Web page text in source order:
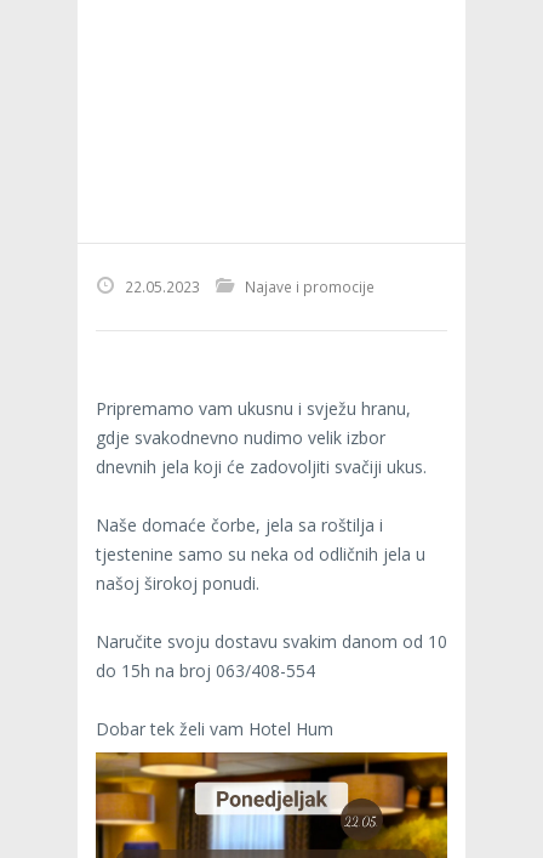
22.05.2023 Najave i promocije
Pripremamo vam ukusnu i svježu hranu,
gdje svakodnevno nudimo velik izbor
dnevnih jela koji će zadovoljiti svačiji ukus.
Naše domaće čorbe, jela sa roštilja i
tjestenine samo su neka od odličnih jela u
našoj širokoj ponudi.
Naručite svoju dostavu svakim danom od 10
do 15h na broj 063/408-554
Dobar tek želi vam Hotel Hum